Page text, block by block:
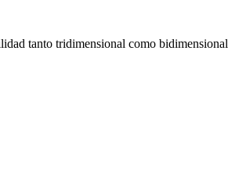
tanto tridimensional como